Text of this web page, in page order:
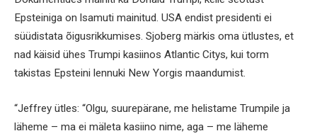
Epsteiniga on lsamuti mainitud. USA endist presidenti ei
süüdistata õigusrikkumises. Sjoberg märkis oma ütlustes, et
nad käisid ühes Trumpi kasiinos Atlantic Citys, kui torm
takistas Epsteini lennuki New Yorgis maandumist.
“Jeffrey ütles: “Olgu, suurepärane, me helistame Trumpile ja
läheme – ma ei mäleta kasiino nime, aga – me läheme